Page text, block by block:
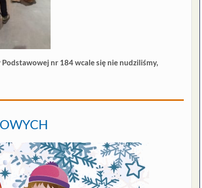
Podstawowej nr 184 wcale się nie nudziliśmy,